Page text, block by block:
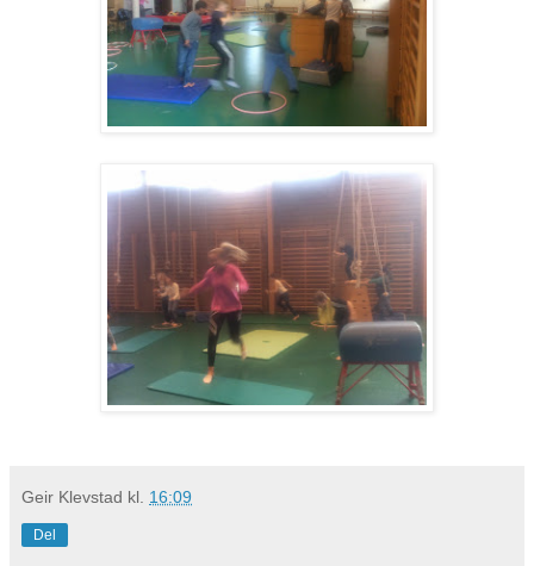
Geir Klevstad kl. 16:09
Del